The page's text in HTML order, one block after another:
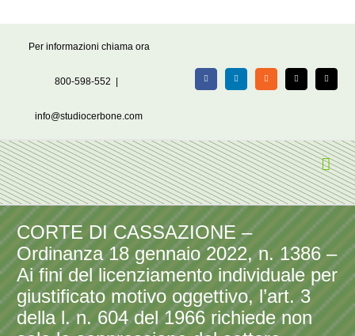
Per informazioni chiama ora
800-598-552
info@studiocerbone.com
FacebookLinkedIn Rss X Email
CORTE DI CASSAZIONE –
Ordinanza 18 gennaio 2022, n. 1386 –
Ai fini del licenziamento individuale per
giustificato motivo oggettivo, l’art. 3
della l. n. 604 del 1966 richiede non